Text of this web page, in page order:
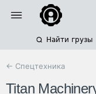
Найти грузы
← Спецтехника
Titan